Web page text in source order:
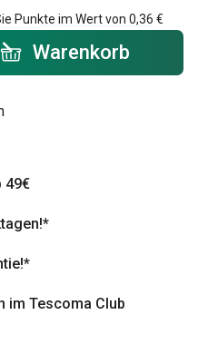
Punkte im Wert von 0,36 €
Warenkorb
49€
im Tescoma Club